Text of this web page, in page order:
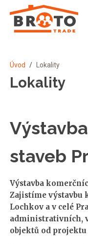
Úvod / Lokality
Lokality
staveb
Výstavba
Zajistíme výstavbu
Lochkov a v celé
administrativních,
objektů od projektu